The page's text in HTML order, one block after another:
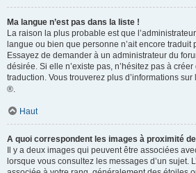
Ma langue n’est pas dans la liste !
La raison la plus probable est que
langue ou bien que personne n’ait encore traduit
Essayez de demander à un administrateur du
désirée. Si elle n’existe pas, n’hésitez pas à
traduction. Vous trouverez plus d’informations sur
®.
Haut
A quoi correspondent les images à proximité
Il y a deux images qui peuvent être associées
lorsque vous consultez les messages d’un sujet.